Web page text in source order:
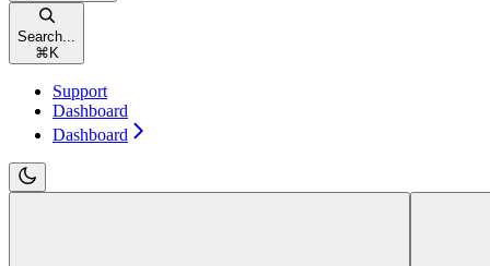
Search...
⌘ K
Support
Dashboard
Dashboard